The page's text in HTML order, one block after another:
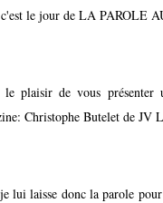
le jour de LA PAROLE
plaisir de vous présenter
Christophe Butelet de JV
lui laisse donc la parole